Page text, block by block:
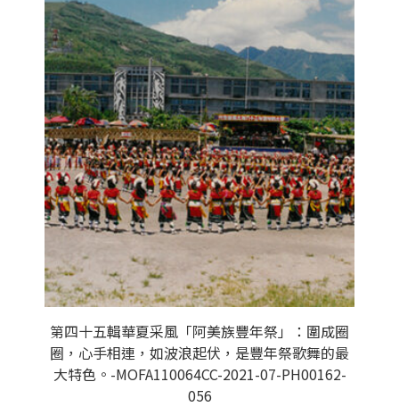
第四十五輯華夏采風「阿美族豐年祭」：圍成圈
圈，心手相連，如波浪起伏，是豐年祭歌舞的最
大特色。-MOFA110064CC-2021-07-PH00162-
056